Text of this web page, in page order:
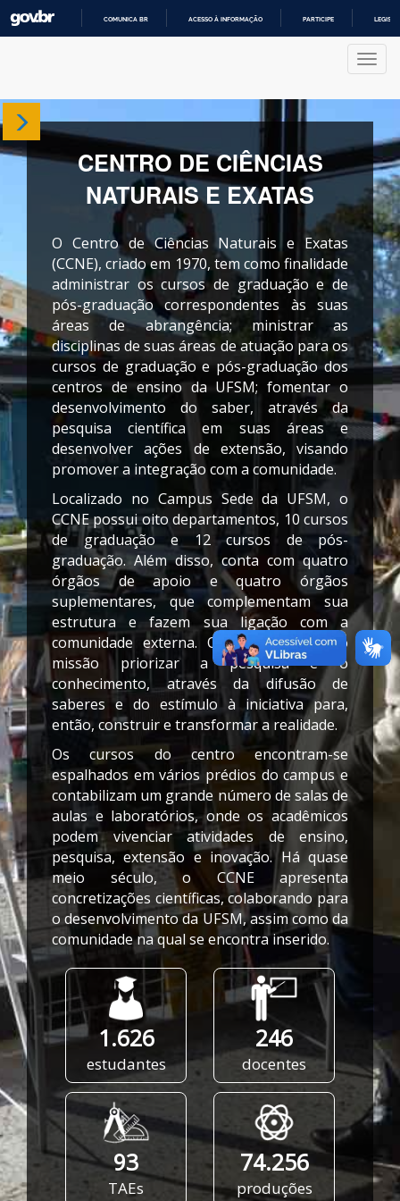
COMUNICA BR ACESSO À INFORMAÇÃO PARTICIPE
Sobre
Departamentos
Produções
Projetos
CENTRO DE CIÊNCIAS
NATURAIS E EXATAS
O Centro de Ciências Naturais e Exatas
(CCNE), criado em 1970, tem como finalidade
administrar os cursos de graduação e de
pós-graduação correspondentes às suas
áreas de abrangência; ministrar as
disciplinas de suas áreas de atuação para os
cursos de graduação e pós-graduação dos
centros de ensino da UFSM; fomentar o
desenvolvimento do saber, através da
pesquisa científica em suas áreas e
desenvolver ações de extensão, visando
promover a integração com a comunidade.
Localizado no Campus Sede da UFSM, o
CCNE possui oito departamentos, 10 cursos
de graduação e 12 cursos de pós-
graduação. Além disso, conta com quatro
órgãos de apoio e quatro órgãos
suplementares, que complementam sua
estrutura e fazem sua ligação com a
comunidade externa. O CCNE tem como
missão priorizar a pesquisa e o
conhecimento, através da difusão de
saberes e do estímulo à iniciativa para,
então, construir e transformar a realidade.
Os cursos do centro encontram-se
espalhados em vários prédios do campus e
contabilizam um grande número de salas de
aulas e laboratórios, onde os acadêmicos
podem vivenciar atividades de ensino,
pesquisa, extensão e inovação. Há quase
meio século, o CCNE apresenta
concretizações científicas, colaborando para
o desenvolvimento da UFSM, assim como da
comunidade na qual se encontra inserido.
1.626
estudantes
246
docentes
93
TAEs
74.256
produções